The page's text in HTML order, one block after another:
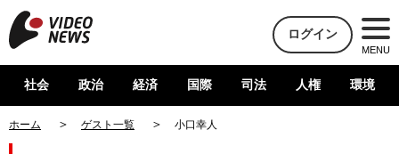
ログイン
MENU
社会 政治 経済 国際 司法 人権 環境
ホーム ゲスト一覧 小口幸人